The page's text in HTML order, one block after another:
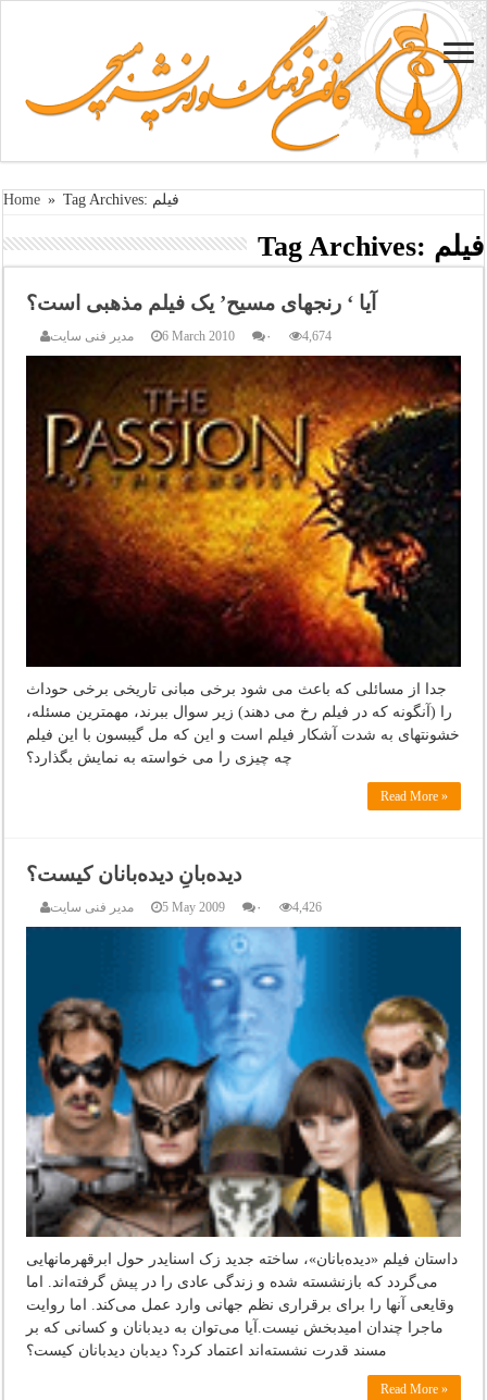
Home » Tag Archives: فیلم
Tag Archives: فیلم
آیا ‘ رنجهای مسیح’ یک فیلم مذهبی است؟
مدیر فنی سایت 6 March 2010 ۰ 4,674
جدا از مسائلی که باعث می شود برخی مبانی تاریخی برخی حوداث
را (آنگونه که در فیلم رخ می دهند) زیر سوال ببرند، مهمترین مسئله،
خشونتهای به شدت آشکار فیلم است و این که مل گیبسون با این فیلم
چه چیزی را می خواسته به نمایش بگذارد؟
Read More »
دیده‌بانِ دیده‌بانان کیست؟
مدیر فنی سایت 5 May 2009 ۰ 4,426
داستان فیلم «دیده‌بانان»، ساخته جدید زک اسنایدر حول ابرقهرمانهایی
می‌گردد که بازنشسته شده و زندگی عادی را در پیش گرفته‌اند. اما
وقایعی آنها را برای برقراری نظم جهانی وارد عمل می‌کند. اما روایت
ماجرا چندان امیدبخش نیست.آیا می‌توان به دیدبانان و کسانی که بر
مسند قدرت نشسته‌اند اعتماد کرد؟ دیدبان دیدبانان کیست؟
Read More »